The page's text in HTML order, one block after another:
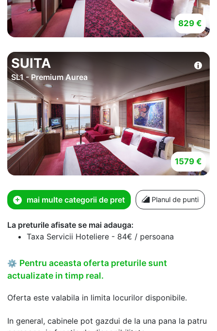
829 €
SUITA
SL1 - Premium Aurea
1579 €
mai multe categorii de pret Planul de punti
La preturile afisate se mai adauga:
Taxa Servicii Hoteliere - 84€ / persoana
⚙ Pentru aceasta oferta preturile sunt
actualizate in timp real.
Oferta este valabila in limita locurilor disponibile.
In general, cabinele pot gazdui de la una pana la patru